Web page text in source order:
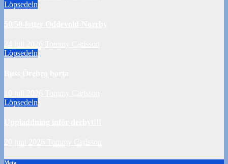
Löpsedeln
Löpsedeln
Löpsedeln
Meta